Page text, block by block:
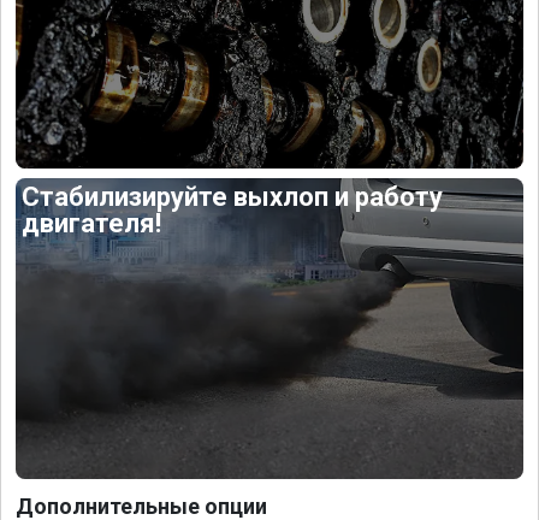
Стабилизируйте выхлоп и работу
двигателя!
Дополнительные опции